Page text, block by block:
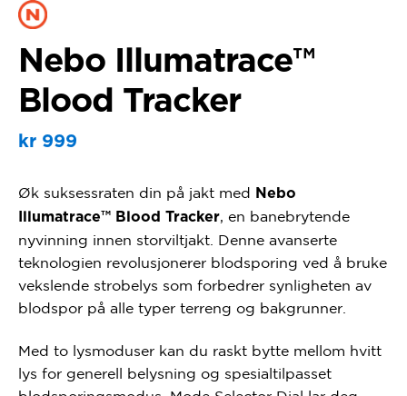
Nebo Illumatrace™
Blood Tracker
kr999
Øk suksessraten din på jakt med Nebo
Illumatrace™ Blood Tracker, en banebrytende
nyvinning innen storviltjakt. Denne avanserte
teknologien revolusjonerer blodsporing ved å bruke
vekslende strobelys som forbedrer synligheten av
blodspor på alle typer terreng og bakgrunner.
Med to lysmoduserkan du raskt bytte mellom hvitt
lys for generell belysning og spesialtilpasset